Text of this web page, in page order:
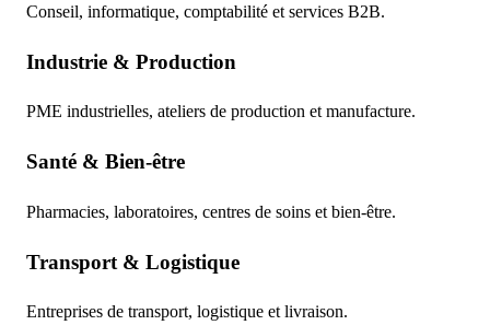
Conseil, informatique, comptabilité et services B2B.
Industrie & Production
PME industrielles, ateliers de production et manufacture.
Santé & Bien-être
Pharmacies, laboratoires, centres de soins et bien-être.
Transport & Logistique
Entreprises de transport, logistique et livraison.